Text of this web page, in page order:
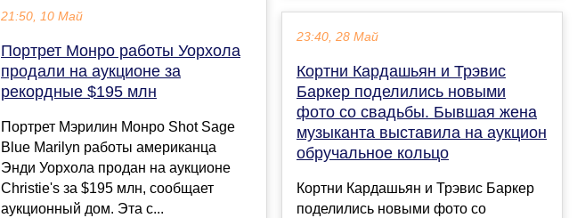
21:50, 10 Май
Портрет Монро работы Уорхола
продали на аукционе за
рекордные $195 млн
Портрет Мэрилин Монро Shot Sage
Blue Marilyn работы американца
Энди Уорхола продан на аукционе
Christie's за $195 млн, сообщает
аукционный дом. Эта с...
23:40, 28 Май
Кортни Кардашьян и Трэвис
Баркер поделились новыми
фото со свадьбы. Бывшая жена
музыканта выставила на аукцион
обручальное кольцо
Кортни Кардашьян и Трэвис Баркер
поделились новыми фото со